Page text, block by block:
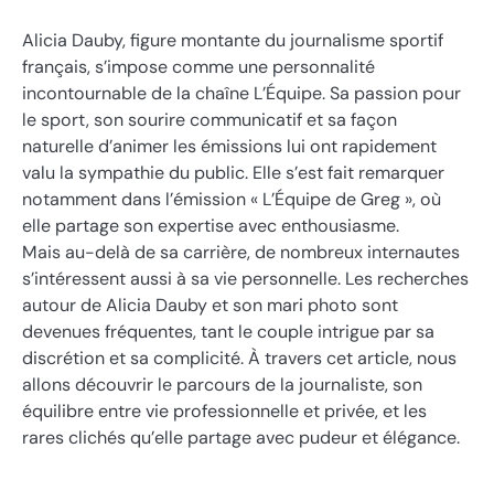
Alicia Dauby, figure montante du journalisme sportif
français, s’impose comme une personnalité
incontournable de la chaîne L’Équipe. Sa passion pour
le sport, son sourire communicatif et sa façon
naturelle d’animer les émissions lui ont rapidement
valu la sympathie du public. Elle s’est fait remarquer
notamment dans l’émission « L’Équipe de Greg », où
elle partage son expertise avec enthousiasme.
Mais au-delà de sa carrière, de nombreux internautes
s’intéressent aussi à sa vie personnelle. Les recherches
autour de Alicia Dauby et son mari photo sont
devenues fréquentes, tant le couple intrigue par sa
discrétion et sa complicité. À travers cet article, nous
allons découvrir le parcours de la journaliste, son
équilibre entre vie professionnelle et privée, et les
rares clichés qu’elle partage avec pudeur et élégance.